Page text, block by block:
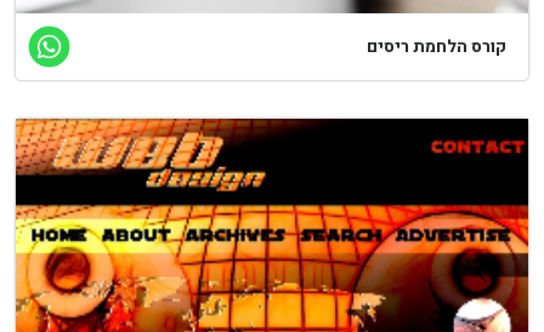
הלחמת ריסים